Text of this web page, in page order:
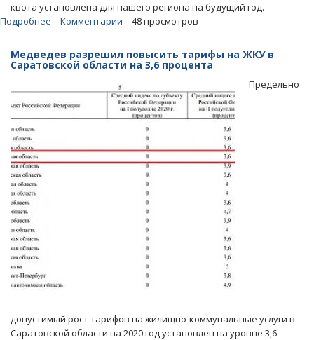
квота установлена для нашего региона на будущий год.
Подробнее
год
войдет
в
группу
лидеров
по
Комментарии 48 просмотров
Медведев разрешил повысить тарифы на ЖКУ в
Саратовской области на 3,6 процента
Предельно
допустимый рост тарифов на жилищно-коммунальные услуги в
Саратовской области на 2020 год установлен на уровне 3,6